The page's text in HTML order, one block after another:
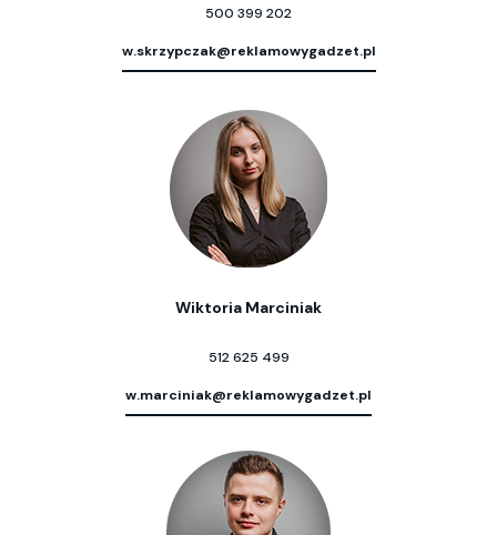
500 399 202
w.skrzypczak@reklamowygadzet.pl
Wiktoria Marciniak
512 625 499
w.marciniak@reklamowygadzet.pl